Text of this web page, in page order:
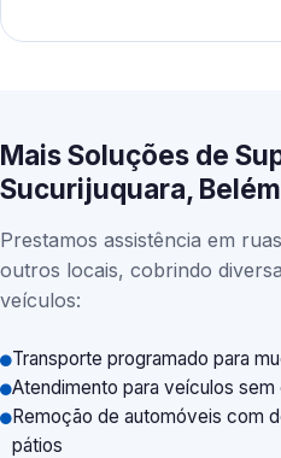
Mais Soluções de
Sucurijuquara,
Prestamos assistência em
outros locais, cobrindo
veículos:
Transporte programado para
Atendimento para veículos
Remoção de automóveis com
pátios